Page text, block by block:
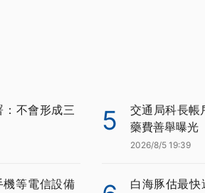
不會形成三
等電信設備
5
交通局科長帳
藥費善舉曝光
2026/8/5 19:39
白海豚估最快